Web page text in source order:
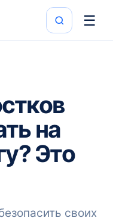
☰
на
Это
своих